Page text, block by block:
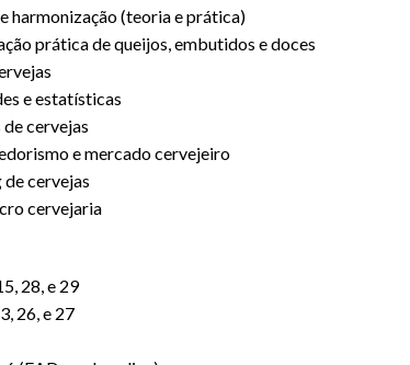
harmonização (teoria e prática)
prática de queijos, embutidos e doces
e estatísticas
de cervejas
e mercado cervejeiro
cervejas
cervejaria
28, e 29
26, e 27